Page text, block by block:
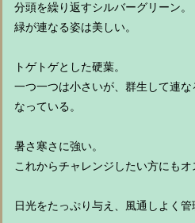
分頭を繰り返すシルバーグリーン。
緑が連なる姿は美しい。
トゲトゲとした硬葉。
一つ一つは小さいが、群生して連
なっている。
暑さ寒さに強い。
これからチャレンジしたい方にもオ
日光をたっぷり与え、風通しよく管